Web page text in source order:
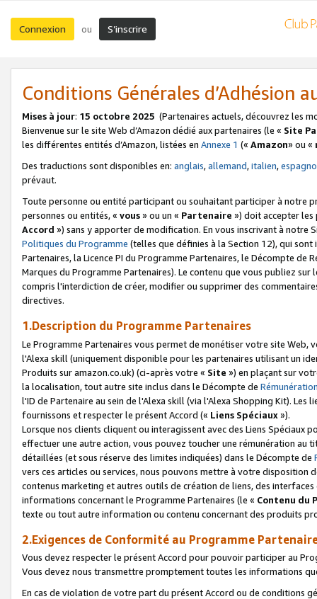
Connexion ou S’inscrire
Conditions Générales d’Adhésion
Mises à jour: 15 octobre 2025 (Partenaires actuels, découvrez les
Bienvenue sur le site Web d’Amazon dédié aux partenaires (le « Site
les différentes entités d’Amazon, listées en Annexe 1 (« Amazon» ou «
Des traductions sont disponibles en: anglais,allemand,italien,
prévaut.
Toute personne ou entité participant ou souhaitant participer à notre
personnes ou entités, « vous» ou un « Partenaire ») doit accepter les
Accord ») sans y apporter de modification. En vous inscrivant à notre
Politiques du Programme (telles que définies à la Section 12), qui
Partenaires, la Licence PI du Programme Partenaires, le Décompte de
Marques du Programme Partenaires). Le contenu que vous publiez
compris l'interdiction de créer, modifier ou supprimer des
directives.
1.Description du Programme Partenaires
Le Programme Partenaires vous permet de monétiser votre site Web,
l'Alexa skill (uniquement disponible pour les partenaires utilisant un
Produits sur amazon.co.uk) (ci-après votre « Site ») en plaçant sur
la localisation, tout autre site inclus dans le Décompte de
l'ID de Partenaire au sein de l'Alexa skill (via l'Alexa Shopping Kit).
fournissons et respecter le présent Accord (« Liens Spéciaux»).
Lorsque nos clients cliquent ou interagissent avec des Liens Spéciaux
effectuer une autre action, vous pouvez toucher une rémunération
détaillées (et sous réserve des limites indiquées) dans le Décompte de
vers ces articles ou services, nous pouvons mettre à votre disposition
contenus marketing et autres outils de création de liens, des
informations concernant le Programme Partenaires (le « Contenu du
texte ou tout autre information ou contenu concernant des produits
2.Exigences de Conformité au Programme
Vous devez respecter le présent Accord pour pouvoir participer au
Vous devez nous transmettre promptement toutes les informations
En cas de violation de votre part du présent Accord ou de conditions